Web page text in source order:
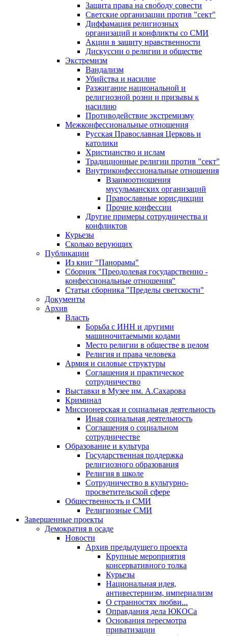
Защита права на свободу совести
Светские организации против "сект"
Диффамация религиозных
организаций и конфликты со СМИ
Акции в защиту нравственности
Дискуссии о религии и обществе
Экстремизм
Вандализм
Убийства и насилие
Разжигание национальной и
религиозной розни и призывы к
насилию
Противодействие экстремизму
Межконфессиональные отношения
Русская Православная Церковь и
католики
Христианство и ислам
Традиционные религии против "сект"
Внутриконфессиональные отношения
Взаимоотношения
мусульманских организаций
Православные юрисдикции
Прочие конфессии
Другие примеры сотрудничества и
конфликтов
Курьезы
Сколько верующих
Публикации
Из книг "Панорамы"
Сборник "Преодолевая государственно -
конфессиональные отношения"
Статьи сборника "Пределы светскости"
Документы
Архив
Власть
Борьба с ИНН и другими
машиночитаемыми кодами
Место религии в обществе в целом
Религия и права человека
Армия и силовые структуры
Соглашения и практическое
сотрудничество
Выставки в Музее им. А.Сахарова
Криминал
Миссионерская и социальная деятельность
Иная социальная деятельность
Соглашения о социальном
сотрудничестве
Образование и культура
Государственная поддержка
религиозного образования
Религия в школе
Сотрудничество в культурно-
просветительской сфере
Общественность и СМИ
Религиозные СМИ
Завершенные проекты
Демократия в осаде
Новости
Архив предыдущего проекта
Крупные мероприятия
консервативного толка
Курьезы
Национальная идея,
антивестернизм, империализм
О странностях любви...
Оправдания дела ЮКОСа
Основания пересмотра
приватизации